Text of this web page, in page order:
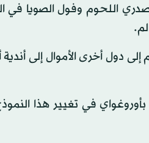
اللحوم وفول الصويا في
دول أخرى الأموال إلى
في تغيير هذا